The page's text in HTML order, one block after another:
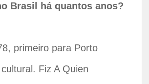
Brasil há quantos anos?
primeiro para Porto
Fiz A Quien